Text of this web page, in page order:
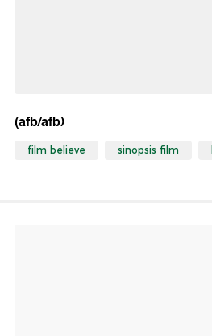
(afb/afb)
film believe sinopsis film